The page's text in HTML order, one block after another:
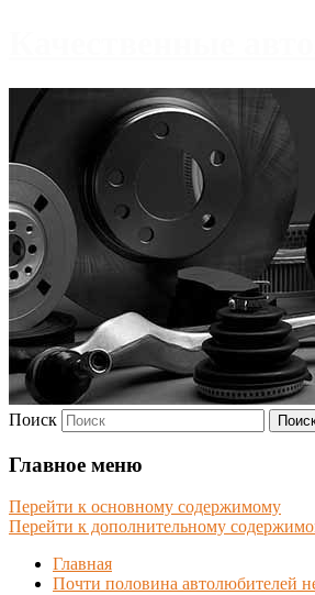
Поиск
Главное меню
Перейти к основному содержимому
Перейти к дополнительному
Главная
Почти половина автолюбителей